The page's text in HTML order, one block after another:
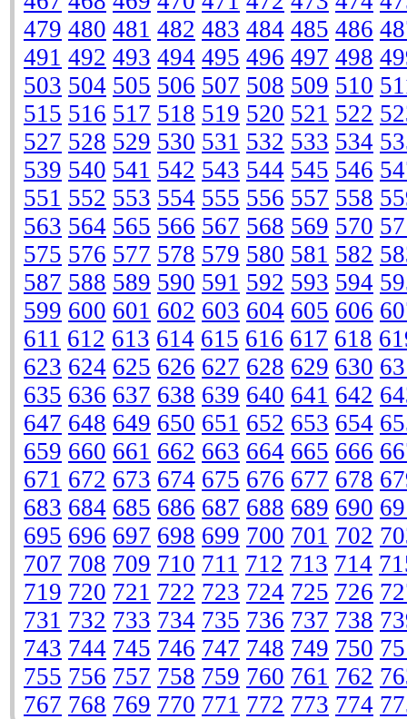
479 480 481 482 483 484 485 486
491 492 493 494 495 496 497 498
503 504 505 506 507 508 509 510
515 516 517 518 519 520 521 522
527 528 529 530 531 532 533 534
539 540 541 542 543 544 545 546
551 552 553 554 555 556 557 558
563 564 565 566 567 568 569 570
575 576 577 578 579 580 581 582
587 588 589 590 591 592 593 594
599 600 601 602 603 604 605 606
611 612 613 614 615 616 617 618
623 624 625 626 627 628 629 630
635 636 637 638 639 640 641 642
647 648 649 650 651 652 653 654
659 660 661 662 663 664 665 666
671 672 673 674 675 676 677 678
683 684 685 686 687 688 689 690
695 696 697 698 699 700 701 702
707 708 709 710 711 712 713 714
719 720 721 722 723 724 725 726
731 732 733 734 735 736 737 738
743 744 745 746 747 748 749 750
755 756 757 758 759 760 761 762
767 768 769 770 771 772 773 774